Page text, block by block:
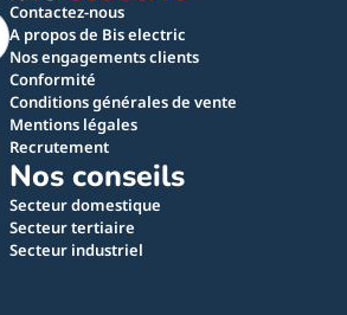
Contactez-nous
A propos de Bis electric
Nos engagements clients
Conformité
Conditions générales de vente
Mentions légales
Recrutement
Nos conseils
Secteur domestique
Secteur tertiaire
Secteur industriel